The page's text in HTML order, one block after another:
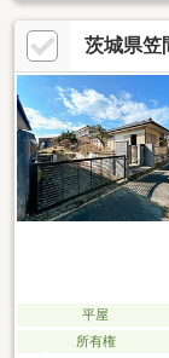
茨城県笠
平屋
所有権